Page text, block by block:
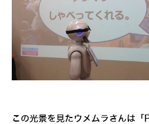
この光景を見たウメムラさんは